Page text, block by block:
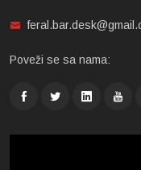
Poveži se sa nama: